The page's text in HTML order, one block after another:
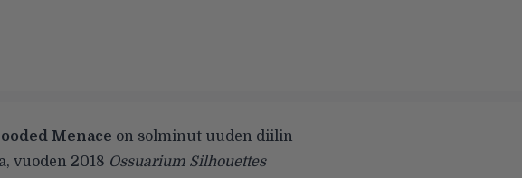
Menace on solminut uuden diilin
vuoden 2018 Ossuarium Silhouettes